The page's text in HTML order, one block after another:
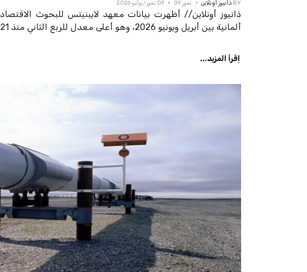
BY ذانيوز اونلاين تموز 09 09 تموز/يوليو 2026
ألمانية بين أبريل ويونيو 2026، وهو أعلى معدل للربع الثاني منذ 21 عاما.
اِقرأ المزيد...